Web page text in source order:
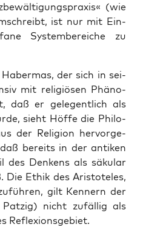
(wie
ist nur mit Ein­
Sys­tem­be­rei­che zu
der sich in sei­
mit reli­giö­sen Phä­no­
daß er gele­gent­lich als
sieht Höf­fe die Phi­lo­
der Reli­gi­on her­vor­ge­
bereits in der anti­ken
des Den­kens als säku­lar
Ethik des Aris­to­te­les,
gilt Ken­nern der
nicht zufäl­lig als
Reflexionsgebiet.